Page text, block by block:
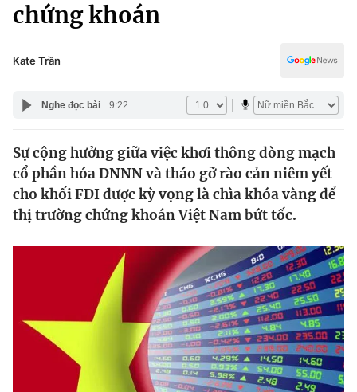
Tin tức
Thế giới đó đây
Câu chuyện quốc tế
Kinh tế
Tài chính
Góc doanh nghiệp
Dữ liệu và đời sống
Hậu trường
Điện ảnh
Đời sống
Đời sống
Giáo dục
chứng khoán
Kate Trần
Nghe đọc bài 9:22
Sự cộng hưởng giữa việc khơi thông dòng mạch
cổ phần hóa DNNN và tháo gỡ rào cản niêm yết
cho khối FDI được kỳ vọng là chìa khóa vàng để
thị trường chứng khoán Việt Nam bứt tốc.